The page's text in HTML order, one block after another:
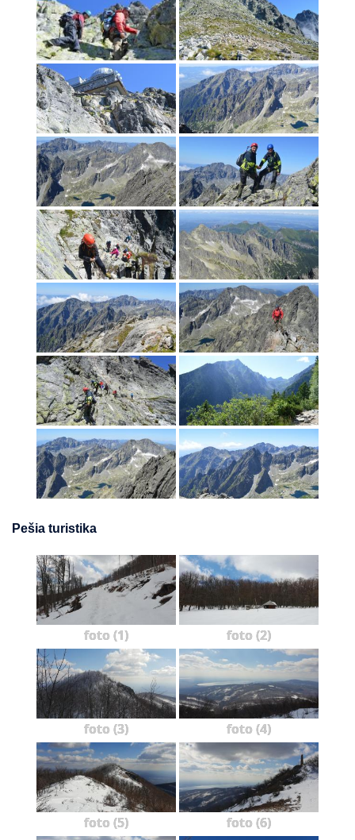
Pešia turistika
foto (1) foto (2)
foto (3) foto (4)
foto (5) foto (6)